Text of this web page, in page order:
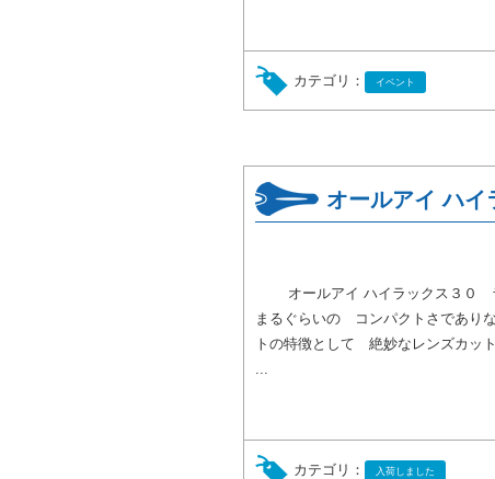
カテゴリ： イベント
オールアイ ハイ
オールアイ ハイラックス３０
まるぐらいの コンパクトさであ
トの特徴として 絶妙なレンズカ
...
カテゴリ： 入荷しました